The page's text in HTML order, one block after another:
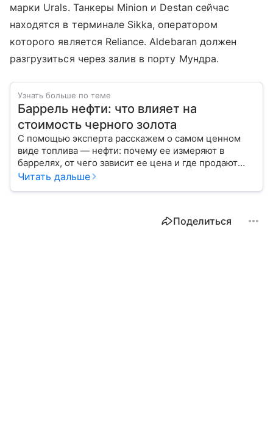
марки Urals. Танкеры Minion и Destan сейчас
находятся в терминале Sikka, оператором
которого является Reliance. Aldebaran должен
разгрузиться через залив в порту Мундра.
Узнать больше по теме
Баррель нефти: что влияет на
стоимость черного золота
С помощью эксперта расскажем о самом ценном
виде топлива — нефти: почему ее измеряют в
баррелях, от чего зависит ее цена и где продают
сырье.
Читать дальше
Поделиться